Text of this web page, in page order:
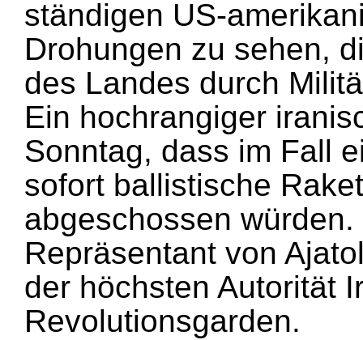
ständigen US-
Drohungen zu sehen,
des Landes durch
Ein hochrangiger
Sonntag, dass im Fall
sofort ballistische
abgeschossen
Repräsentant von
der höchsten Autorität
Revolutionsgarden.